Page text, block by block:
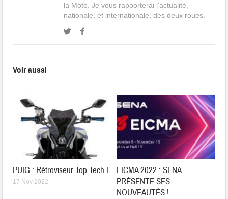
la Moto. Je vous rapporterai l'actualité,
nationale, et internationale, des deux roues.
Voir aussi
PUIG : Rétroviseur Top Tech I
17 Nov 2022
EICMA 2022 : SENA
PRÉSENTE SES
NOUVEAUTÉS !